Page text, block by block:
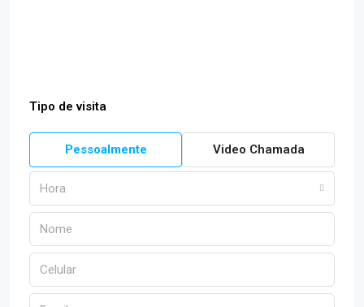
Tipo de visita
Pessoalmente Video Chamada
Hora